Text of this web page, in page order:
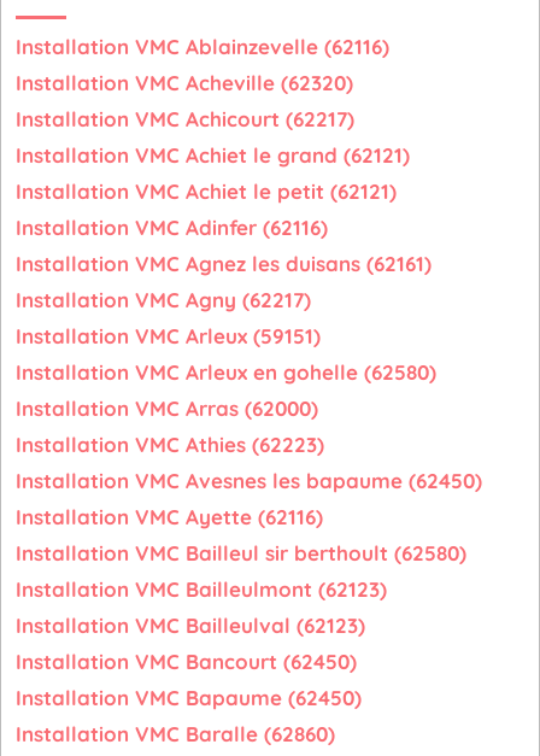
Installation VMC Ablainzevelle (62116)
Installation VMC Acheville (62320)
Installation VMC Achicourt (62217)
Installation VMC Achiet le grand (62121)
Installation VMC Achiet le petit (62121)
Installation VMC Adinfer (62116)
Installation VMC Agnez les duisans (62161)
Installation VMC Agny (62217)
Installation VMC Arleux (59151)
Installation VMC Arleux en gohelle (62580)
Installation VMC Arras (62000)
Installation VMC Athies (62223)
Installation VMC Avesnes les bapaume (62450)
Installation VMC Ayette (62116)
Installation VMC Bailleul sir berthoult (62580)
Installation VMC Bailleulmont (62123)
Installation VMC Bailleulval (62123)
Installation VMC Bancourt (62450)
Installation VMC Bapaume (62450)
Installation VMC Baralle (62860)